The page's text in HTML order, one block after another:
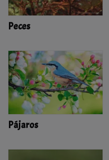
Peces
Pájaros